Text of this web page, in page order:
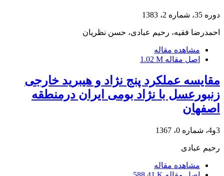
دوره 35، شماره 2، 1383
احمدرضا فقیه، رحیم عبادی، حسن نظریان
مشاهده مقاله
اصل مقاله 1.02 M
مقایسه عملکرد پنج نژاد و هیبرید خارجی
زنبورعسل با نژاد بومی ایران درمنطقه
اصفهان
3و4، شماره 0، 1367
رحیم عبادی
مشاهده مقاله